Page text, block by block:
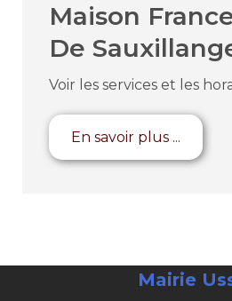
Maison
De
Voir les services et les
En savoir plus ...
Mairie